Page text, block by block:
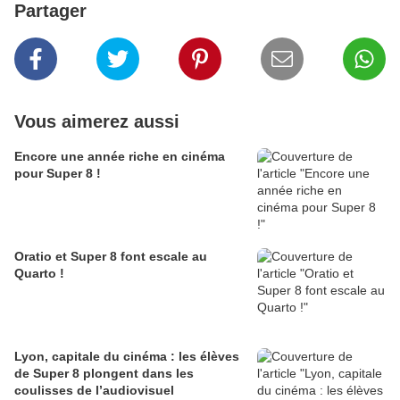
Partager
Vous aimerez aussi
Encore une année riche en cinéma
pour Super 8 !
Oratio et Super 8 font escale au
Quarto !
Lyon, capitale du cinéma : les élèves
de Super 8 plongent dans les
coulisses de l’audiovisuel